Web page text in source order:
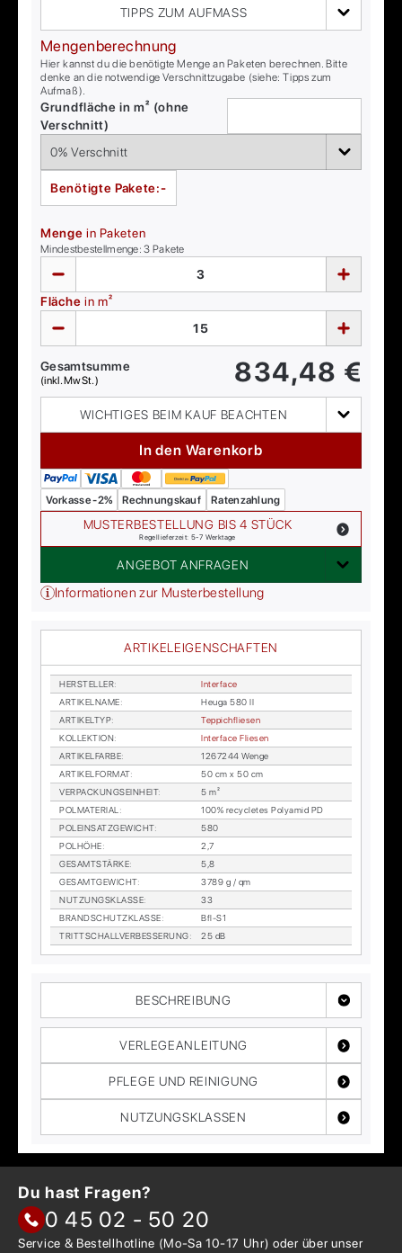
TIPPS ZUM AUFMASS
Mengenberechnung
Hier kannst du die benötigte Menge an Paketen berechnen. Bitte
denke an die notwendige Verschnittzugabe (siehe: Tipps zum
Aufmaß).
Grundfläche in m² (ohne
Verschnitt)
Benötigte Pakete:-
Menge in Paketen
Mindestbestellmenge:3 Pakete
Fläche in m²
Gesamtsumme
(inkl. MwSt.) 834,48 €
WICHTIGES BEIM KAUF BEACHTEN
In den Warenkorb
Vorkasse -2% Rechnungskauf Ratenzahlung
MUSTERBESTELLUNG BIS 4 STÜCK
Regellieferzeit: 5-7 Werktage
ANGEBOT ANFRAGEN
Informationen zur Musterbestellung
ARTIKELEIGENSCHAFTEN
HER­STEL­LER:
In­ter­face
AR­TI­KEL­NA­ME:
Heu­ga 580 II
AR­TI­KEL­TYP:
Tep­pich­flie­sen
KOL­LEK­TI­ON:
In­ter­face Flie­sen
AR­TI­KEL­FAR­BE:
1267244 Wen­ge
AR­TI­KEL­FOR­MAT:
50 cm x 50 cm
VER­PA­CKUNGS­EIN­HEIT:
5 m²
POL­MA­TE­RI­AL:
100% re­cy­cle­tes Po­ly­amid PD
POL­EIN­SATZ­GE­WICHT:
580
POL­HÖ­HE:
2,7
GE­SAMT­STÄR­KE:
5,8
GE­SAMT­GE­WICHT:
3789 g / qm
NUT­ZUNGS­KLAS­SE:
33
BRAND­SCHUTZ­KLAS­SE:
Bfl-S1
TRITT­SCHALL­VER­BES­SE­RUNG: 25 dB
BESCHREIBUNG
VERLEGEANLEITUNG
PFLEGE UND REINIGUNG
NUTZUNGSKLASSEN
Du hast Fragen?
0 45 02 - 50 20
Service & Bestellhotline (Mo-Sa 10-17 Uhr) oder überunser